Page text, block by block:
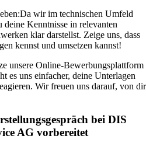
Da wir im technischen Umfeld
deine Kenntnisse in relevanten
klar darstellst. Zeige uns, dass
kennst und umsetzen kannst!
unsere Online-Bewerbungsplattform
es uns einfacher, deine Unterlagen
Wir freuen uns darauf, von dir
bei DIS
AG vorbereitet